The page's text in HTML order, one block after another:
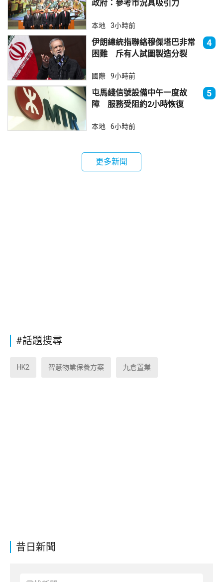
昔日新聞
政府：參考市況具吸引力
本地 3小時前
伊朗總統指聯絡穆傑塔巴非常
困難 斥有人試圖製造分裂
4
國際 9小時前
屯馬綫信號設備中午一度故
障 服務受阻約2小時恢復
5
本地 6小時前
更多新聞
#話題搜尋
HK2 智慧物業保養方案 九倉置業